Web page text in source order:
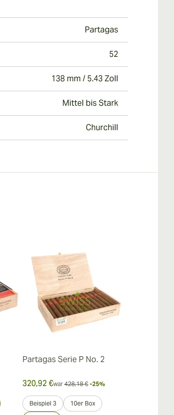
Partagas
52
138 mm / 5.43 Zoll
Mittel bis Stark
Churchill
Partagas Serie P No. 2
320,92 €war 428,18 € -25%
Beispiel 3 10er Box